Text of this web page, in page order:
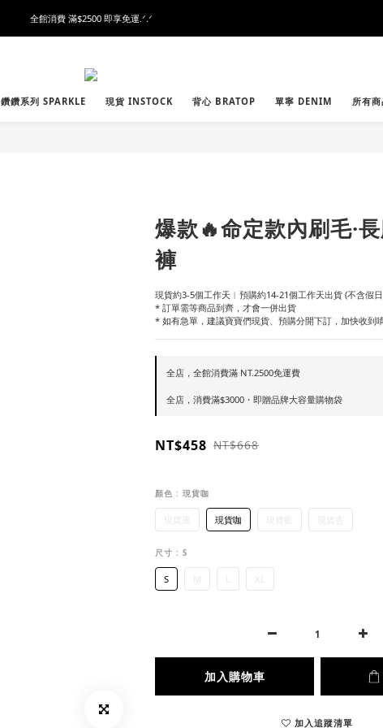
全館消費 滿$2500 即享免運.ᐟ.ᐟ
鑽鑽系列 SPARKLE 現貨 INSTOCK 背心 BRATOP 單寧 DENIM 所有商
爆款🔥命定款內刷毛·
褲
現貨約3-5個工作天︱預購約14-21個工作天出貨 (不含假
* 訂單需等商品到齊，才會一併出貨
* 如有急單，建議寶寶們現貨、預購分開下訂，加快收到
全店，全館消費滿 NT.2500免運費
全店，消費滿$3000・即贈品牌大容量購物袋
NT$458 NT$668
顏色 : 現貨咖
現貨黑 現貨咖 現貨藍 現貨杏
尺寸 : S
S M L XL
加入購物車
加入追蹤清單